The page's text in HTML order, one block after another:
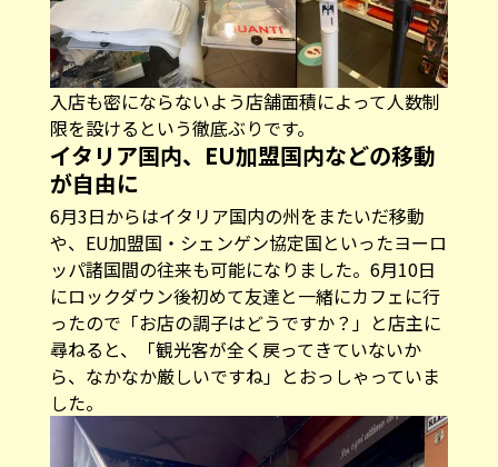
入店も密にならないよう店舗面積によって人数制
限を設けるという徹底ぶりです。
イタリア国内、EU加盟国内などの移動
が自由に
6月3日からはイタリア国内の州をまたいだ移動
や、EU加盟国・シェンゲン協定国といったヨーロ
ッパ諸国間の往来も可能になりました。6月10日
にロックダウン後初めて友達と一緒にカフェに行
ったので「お店の調子はどうですか？」と店主に
尋ねると、「観光客が全く戻ってきていないか
ら、なかなか厳しいですね」とおっしゃっていま
した。